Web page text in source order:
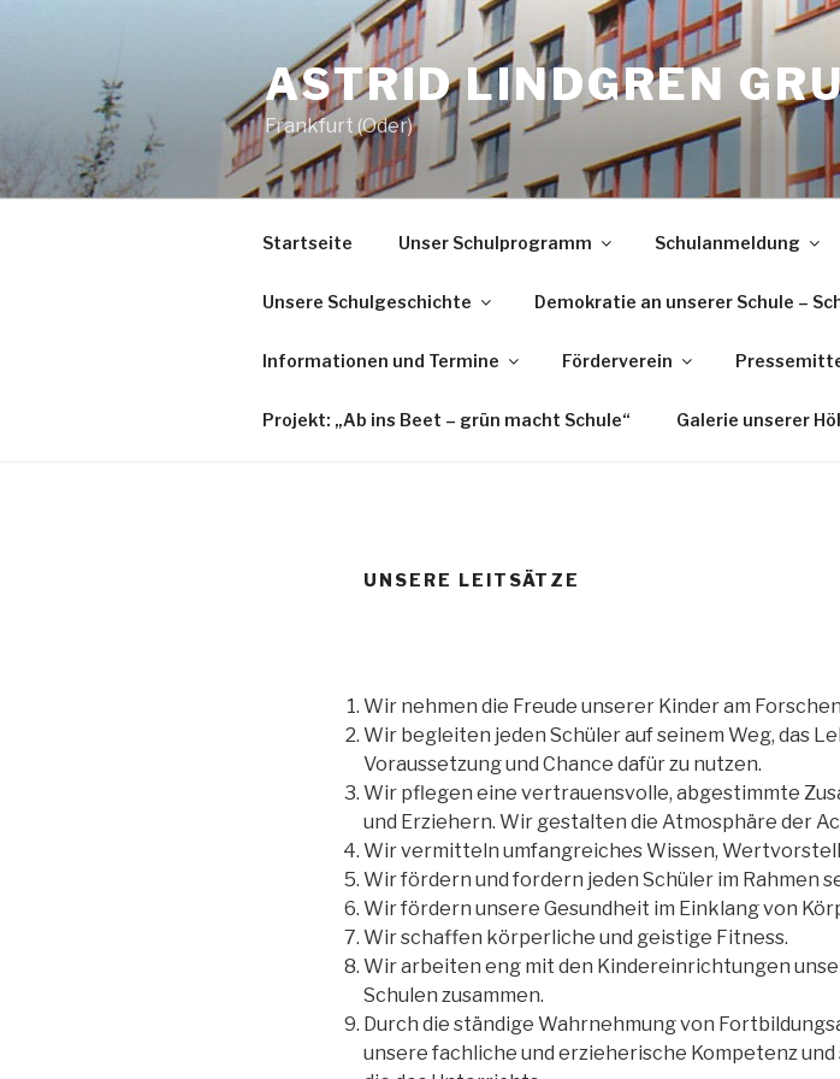
ASTRID LINDGREN
Frankfurt (Oder)
Startseite Unser Schulprogramm Schulanmeldung
Unsere Schulgeschichte Demokratie an unserer Schule –
Informationen und Termine Förderverein
Projekt: „Ab ins Beet – grün macht Schule“ Galerie unserer
UNSERE LEITSÄTZE
Wir nehmen die Freude unserer Kinder am
Wir begleiten jeden Schüler auf seinem Weg, das
Voraussetzung und Chance dafür zu nutzen.
Wir pflegen eine vertrauensvolle, abgestimmte
und Erziehern. Wir gestalten die Atmosphäre der
Wir vermitteln umfangreiches Wissen,
Wir fördern und fordern jeden Schüler im Rahmen
Wir fördern unsere Gesundheit im Einklang von
Wir schaffen körperliche und geistige Fitness.
Wir arbeiten eng mit den Kindereinrichtungen
Schulen zusammen.
Durch die ständige Wahrnehmung von
unsere fachliche und erzieherische Kompetenz